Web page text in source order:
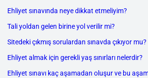
Ehliyet sınavında neye dikkat etmeliyim?
Tali yoldan gelen birine yol verilir mi?
Sitedeki çıkmış sorulardan sınavda çıkıyor mu?
Ehliyet almak için gerekli yaş sınırları nelerdir?
Ehliyet sınavı kaç aşamadan oluşur ve bu